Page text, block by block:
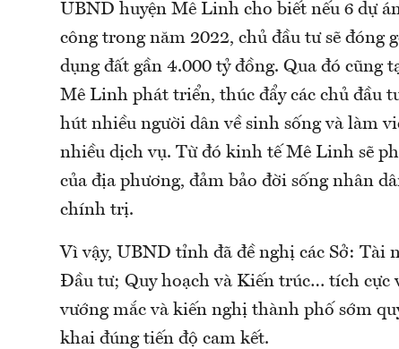
UBND huyện Mê Linh cho biết nếu 6 dự
công trong năm 2022, chủ đầu tư sẽ đóng
dụng đất gần 4.000 tỷ đồng. Qua đó cũng
Mê Linh phát triển, thúc đẩy các chủ đầu
hút nhiều người dân về sinh sống và làm
nhiều dịch vụ. Từ đó kinh tế Mê Linh sẽ
của địa phương, đảm bảo đời sống nhân
chính trị.
Vì vậy, UBND tỉnh đã đề nghị các Sở: Tài
Đầu tư; Quy hoạch và Kiến trúc… tích cực
vướng mắc và kiến nghị thành phố sớm
khai đúng tiến độ cam kết.